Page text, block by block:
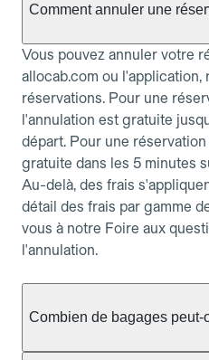
Comment annuler une
Vous pouvez annuler votre
allocab.com ou l'application,
réservations. Pour une
l'annulation est gratuite
départ. Pour une
gratuite dans les 5 minutes
Au-delà, des frais
détail des frais par gamme
vous à notre Foire aux
l'annulation.
Combien de bagages peut-